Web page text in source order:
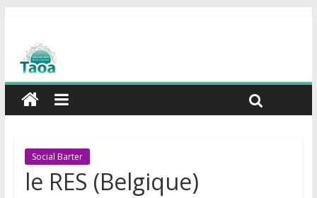
Social Barter
le RES (Belgique)